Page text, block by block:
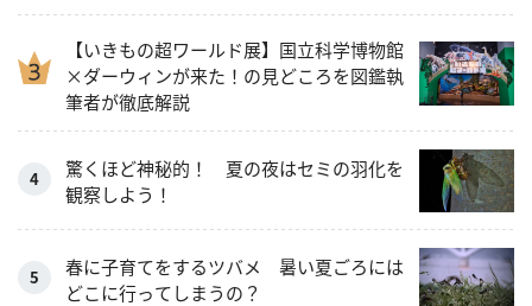
【いきもの超ワールド展】国立科学博物館
×ダーウィンが来た！の見どころを図鑑執
筆者が徹底解説
驚くほど神秘的！ 夏の夜はセミの羽化を
観察しよう！
春に子育てをするツバメ 暑い夏ごろには
どこに行ってしまうの？